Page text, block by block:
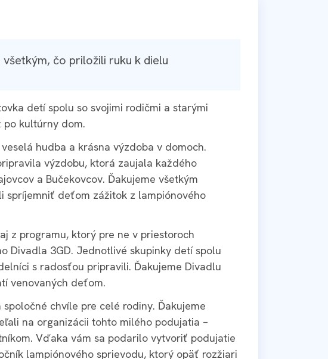
všetkým, čo priložili ruku k dielu
detí spolu so svojimi rodičmi a starými
po kultúrny dom.
hudba a krásna výzdoba v domoch.
výzdobu, ktorá zaujala každého
a Bučekovcov. Ďakujeme všetkým
spríjemniť deťom zážitok z lampiónového
z programu, ktorý pre ne v priestoroch
Divadla 3GD. Jednotlivé skupinky detí spolu
s radosťou pripravili. Ďakujeme Divadlu
venovaných deťom.
chvíle pre celé rodiny. Ďakujeme
na organizácii tohto milého podujatia –
Vďaka vám sa podarilo vytvoriť podujatie
lampiónového sprievodu, ktorý opäť rozžiari